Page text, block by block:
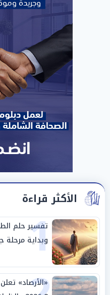
الأكثر قراءة
1
تفسير حلم
وبداية مرحلة